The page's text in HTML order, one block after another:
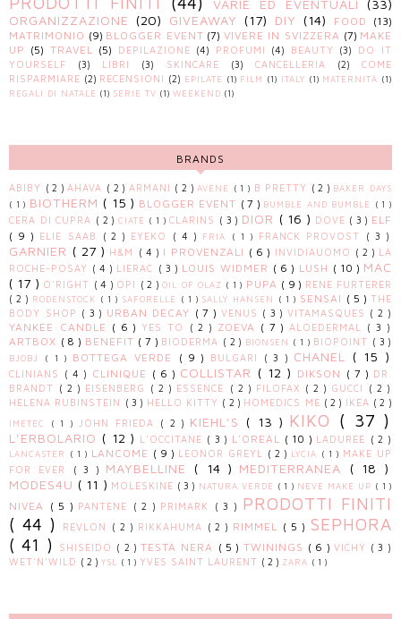
VARIE ED EVENTUALI
(33)
ORGANIZZAZIONE
(20) GIVEAWAY (17) DIY (14) FOOD
(13)
MATRIMONIO (9) BLOGGER EVENT (7) VIVERE IN SVIZZERA (7) MAKE
UP (5) TRAVEL (5) DEPILAZIONE (4) PROFUMI (4) BEAUTY (3)
DO IT
YOURSELF
(3) LIBRI (3) SKINCARE (3) CANCELLERIA (2)
COME
RISPARMIARE (2) RECENSIONI (2) EPILATE (1) FILM (1) ITALY (1) MATERNITÀ (1)
REGALI DI NATALE (1) SERIE TV (1) WEEKEND (1)
BRANDS
ABIBY ( 2 )AHAVA ( 2 ) ARMANI ( 2 )AVÈNE ( 1 ) B PRETTY ( 2 ) BAKER DAYS
( 1 ) BIOTHERM ( 15 ) BLOGGER EVENT ( 7 ) BUMBLE AND BUMBLE ( 1 )
CERA DI CUPRA ( 2 ) CIATÈ ( 1 )CLARINS ( 3 ) DIOR ( 16 ) DOVE ( 3 ) ELF
( 9 )
ELIE SAAB ( 2 ) EYEKO ( 4 ) FRIA ( 1 ) FRANCK PROVOST ( 3 )
GARNIER ( 27 ) H&M ( 4 ) I PROVENZALI ( 6 ) INVIDIAUOMO ( 2 ) LA
ROCHE-POSAY ( 4 ) LIERAC ( 3 ) LOUIS WIDMER ( 6 ) LUSH ( 10 ) MAC
( 17 ) O'RIGHT ( 4 ) OPI ( 2 )OIL OF OLAZ ( 1 ) PUPA ( 9 ) RENE FURTERER
( 2 )
RODENSTOCK ( 1 ) SAFORELLE ( 1 ) SALLY HANSEN ( 1 ) SENSAI ( 5 )THE
BODY SHOP ( 3 ) URBAN DECAY ( 7 ) VENUS ( 3 ) VITAMASQUES ( 2 )
YANKEE CANDLE ( 6 ) YES TO ( 2 ) ZOEVA ( 7 ) ALOEDERMAL ( 3 )
ARTBOX ( 8 ) BENEFIT ( 7 ) BIODERMA ( 2 ) BIONSEN ( 1 ) BIOPOINT ( 3 )
BJOBJ ( 1 ) BOTTEGA VERDE ( 9 ) BULGARI ( 3 ) CHANEL ( 15 )
CLINIANS ( 4 ) CLINIQUE ( 6 ) COLLISTAR ( 12 ) DIKSON ( 7 )
DR.
BRANDT ( 2 ) EISENBERG ( 2 ) ESSENCE ( 2 ) FILOFAX ( 2 ) GUCCI ( 2 )
HELENA RUBINSTEIN
( 3 ) HELLO KITTY ( 2 ) HOMEDICS ME ( 2 ) IKEA ( 2 )
IMETEC ( 1 ) JOHN FRIEDA ( 2 ) KIEHL'S ( 13 ) KIKO ( 37 )
L'ERBOLARIO ( 12 ) L'OCCITANE ( 3 ) L'OREAL ( 10 ) LADUREE ( 2 )
LANCASTER ( 1 ) LANCOME ( 9 ) LEONOR GREYL ( 2 ) LYCIA ( 1 )
MAKE UP
FOR EVER
( 3 ) MAYBELLINE ( 14 ) MEDITERRANEA ( 18 )
MODES4U ( 11 ) MOLESKINE ( 3 ) NATURA VERDE ( 1 ) NEVE MAKE UP ( 1 )
NIVEA ( 5 ) PANTENE ( 2 ) PRIMARK ( 3 )
PRODOTTI FINITI
( 44 )
REVLON ( 2 ) RIKKAHUMA ( 2 ) RIMMEL ( 5 ) SEPHORA
( 41 )
SHISEIDO ( 2 )TESTA NERA ( 5 ) TWININGS ( 6 ) VICHY ( 3 )
WET'N'WILD ( 2 ) YSL ( 1 ) YVES SAINT LAURENT ( 2 ) ZARA ( 1 )